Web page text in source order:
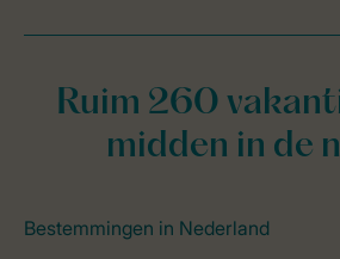
Ruim 260
midden in de
Bestemmingen in Nederland